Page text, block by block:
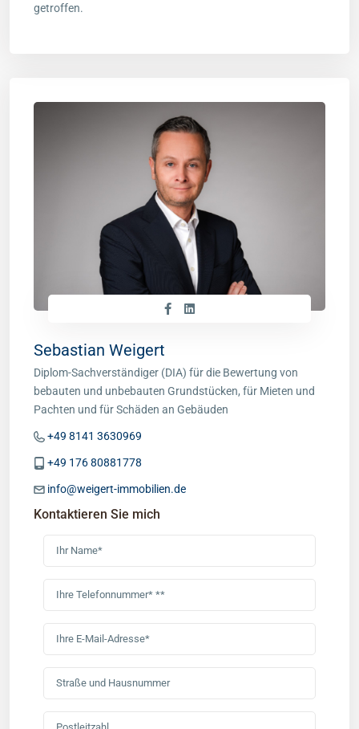
getroffen.
Sebastian Weigert
Diplom-Sachverständiger (DIA) für die Bewertung von
bebauten und unbebauten Grundstücken, für Mieten und
Pachten und für Schäden an Gebäuden
+49 8141 3630969
+49 176 80881778
info@weigert-immobilien.de
Kontaktieren Sie mich